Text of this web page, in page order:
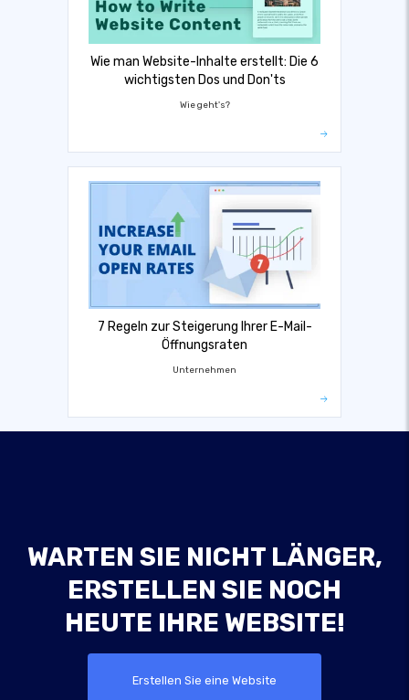
Wie man Website-Inhalte erstellt: Die 6
wichtigsten Dos und Don'ts
Wie geht's?
7 Regeln zur Steigerung Ihrer E-Mail-
Öffnungsraten
Unternehmen
WARTEN SIE NICHT LÄNGER,
ERSTELLEN SIE NOCH
HEUTE IHRE WEBSITE!
Erstellen Sie eine Website